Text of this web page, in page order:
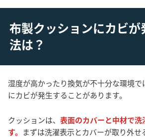
布製クッションにカビが
法は？
湿度が高かったり換気が不十分な環境で
にカビが発生することがあります。
クッションは、 表面のカバーと中材で洗
す。 まずは洗濯表示とカバーが取り外せ